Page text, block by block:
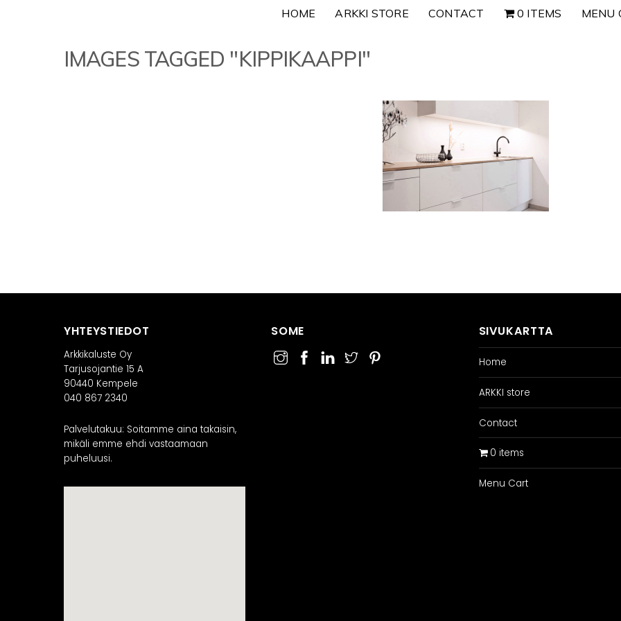
HOME ARKKI STORE CONTACT 0 ITEMS MENU
IMAGES TAGGED "KIPPIKAAPPI"
YHTEYSTIEDOT
Arkkikaluste Oy
Tarjusojantie 15 A
90440 Kempele
040 867 2340
Palvelutakuu: Soitamme aina takaisin,
mikäli emme ehdi vastaamaan
puheluusi.
SOME SIVUKARTTA
Home
ARKKI store
Contact
0 items
Menu Cart